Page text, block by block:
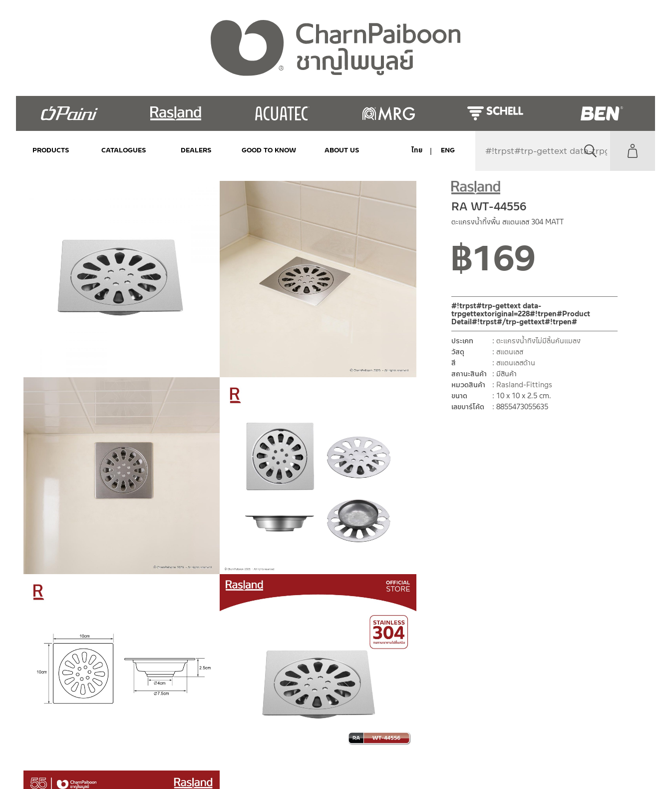
PRODUCTS CATALOGUES DEALERS GOOD TO KNOW ABOUT US ไทย ENG
RA WT-44556
ตะแกรงน้ำทิ้งพื้น สแตนเลส 304 MATT
฿169
#!trpst#trp-gettext data-
trpgettextoriginal=228#!trpen#Product
Detail#!trpst#/trp-gettext#!trpen#
ประเภท
ตะแกรงน้ำทิงไม่มีลิ้นกันแมลง
วัสดุ
สแตนเลส
สี
สแตนเลสด้าน
สถานะสินค้า
มีสินค้า
หมวดสินค้า
Rasland-Fittings
ขนาด
10 x 10 x 2.5 cm.
เลขบาร์โค้ด
8855473055635